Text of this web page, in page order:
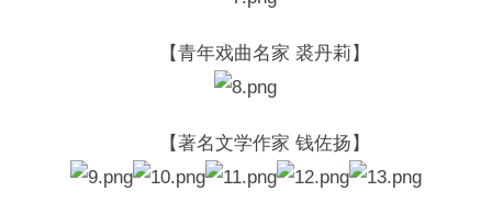
【青年戏曲名家 裘丹莉】
【著名文学作家 钱佐扬】